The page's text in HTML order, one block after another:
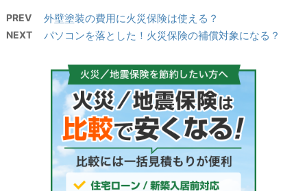
PREV 外壁塗装の費用に火災保険は使える？
NEXT パソコンを落とした！火災保険の補償対象になる？